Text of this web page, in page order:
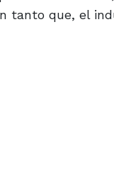
tanto que, el